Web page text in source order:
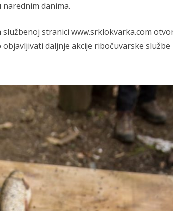
danima.
službenoj stranici www.srklokvarka.com
objavljivati daljnje akcije ribočuvarske službe